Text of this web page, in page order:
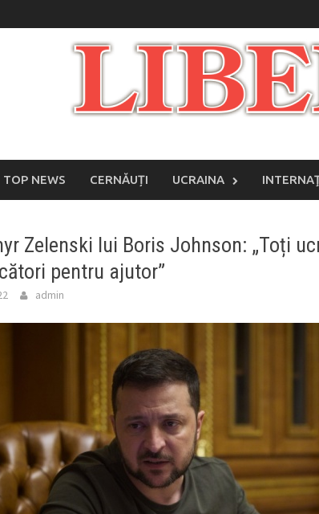
TOP NEWS CERNĂUȚI UCRAINA
Zelenski lui Boris Johnson: „Toți
pentru ajutor”
admin